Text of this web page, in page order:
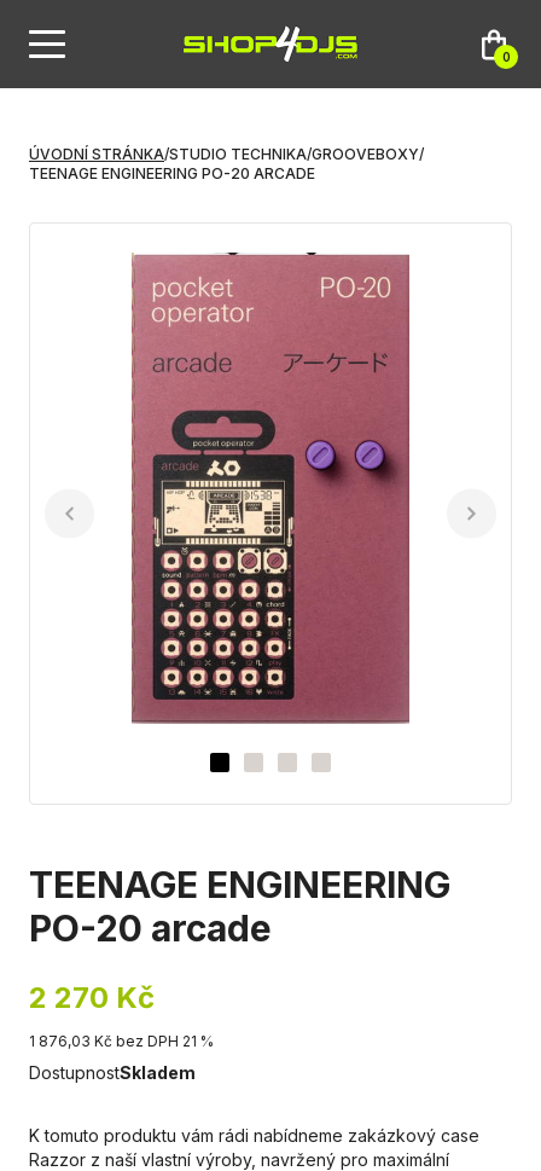
0
ÚVODNÍ STRÁNKA/STUDIO TECHNIKA/GROOVEBOXY/
TEENAGE ENGINEERING PO-20 ARCADE
TEENAGE ENGINEERING
PO-20 arcade
2 270 Kč
1 876,03 Kč bez DPH 21 %
DostupnostSkladem
K tomuto produktu vám rádi nabídneme zakázkový case
Razzor z naší vlastní výroby, navržený pro maximální